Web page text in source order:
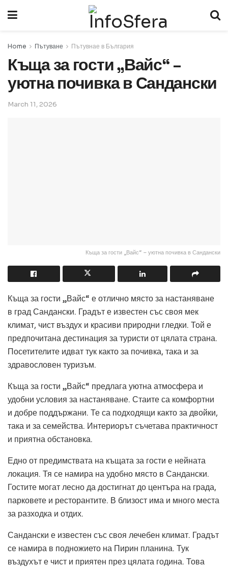
Home Пътуване Пътувнае в България
Къща за гости „Вайс“ –
уютна почивка в Сандански
March 11, 2026
Къща за гости „Вайс“ – уютна почивка в Сандански
Къща за гости „Вайс“ е отлично място за настаняване
в град Сандански. Градът е известен със своя мек
климат, чист въздух и красиви природни гледки. Той е
предпочитана дестинация за туристи от цялата страна.
Посетителите идват тук както за почивка, така и за
здравословен туризъм.
Къща за гости „Вайс“ предлага уютна атмосфера и
удобни условия за настаняване. Стаите са комфортни
и добре поддържани. Те са подходящи както за двойки,
така и за семейства. Интериорът съчетава практичност
и приятна обстановка.
Едно от предимствата на къщата за гости е нейната
локация. Тя се намира на удобно място в Сандански.
Гостите могат лесно да достигнат до центъра на града,
парковете и ресторантите. В близост има и много места
за разходка и отдих.
Сандански е известен със своя лечебен климат. Градът
се намира в подножието на Пирин планина. Тук
въздухът е чист и приятен през цялата година. Това